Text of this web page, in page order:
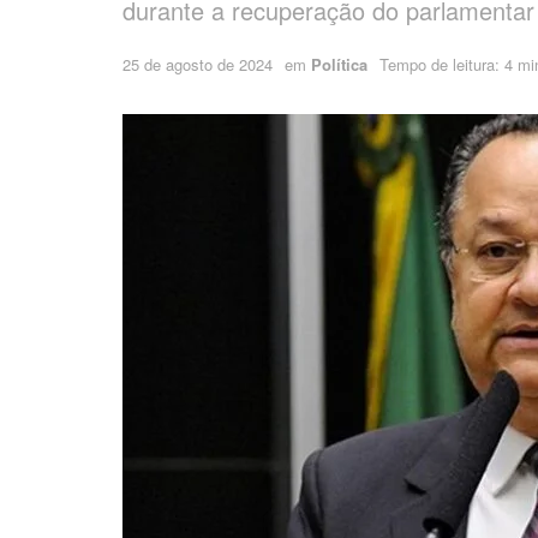
durante a recuperação do parlamentar
25 de agosto de 2024 em Política Tempo de leitura: 4